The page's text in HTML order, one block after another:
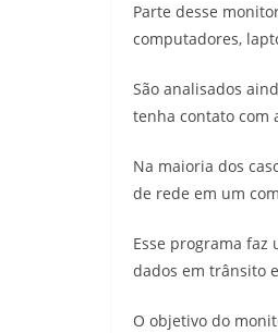
Parte desse
computadores,
São analisados
tenha contato com
Na maioria dos
de rede em um
Esse programa
dados em trânsito
O objetivo do